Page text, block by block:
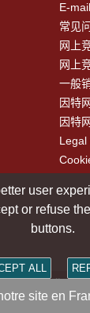
E-
常见
网上
网上
一般
因特
因特
Legal
36 rue
user
or refuse
buttons.
ALL
site en